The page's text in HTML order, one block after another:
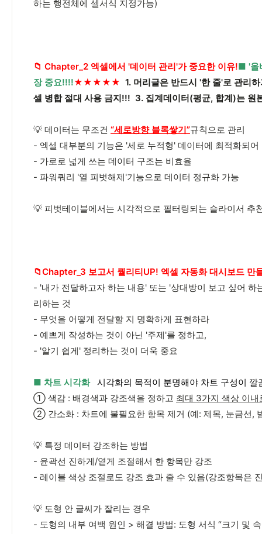
하는 행전체에 셀서식 지정가능)
📁 Chapter_2 엑셀에서 '데이터 관리'가 중요한 이유!■ '올
장 중요!!!!★★★★★ 1. 머리글은 반드시 '한 줄'로 관리
셀 병합 절대 사용 금지!!! 3. 집계데이터(평균, 합계)는 원
💡 데이터는 무조건 “세로방향 블록쌓기”규칙으로 관리
- 엑셀 대부분의 기능은 '세로 누적형' 데이터에 최적화되어
- 가로로 넓게 쓰는 데이터 구조는 비효율
- 파워쿼리 '열 피벗해제'기능으로 데이터 정규화 가능
💡 피벗테이블에서는 시각적으로 필터링되는 슬라이서 추
📁Chapter_3 보고서 퀄리티UP! 엑셀 자동화 대시보드 만
- '내가 전달하고자 하는 내용' 또는 '상대방이 보고 싶어 하
리하는 것
- 무엇을 어떻게 전달할 지 명확하게 표현하라
- 예쁘게 작성하는 것이 아닌 '주제'를 정하고,
- '알기 쉽게' 정리하는 것이 더욱 중요
■ 차트 시각화 시각화의 목적이 분명해야 차트 구성이 깔
① 색감 : 배경색과 강조색을 정하고 최대 3가지 색상 이내
② 간소화 : 차트에 불필요한 항목 제거 (예: 제목, 눈금선,
💡 특정 데이터 강조하는 방법
- 윤곽선 진하게/옅게 조절해서 한 항목만 강조
- 레이블 색상 조절로도 강조 효과 줄 수 있음(강조항목은
💡 도형 안 글씨가 잘리는 경우
- 도형의 내부 여백 원인 > 해결 방법: 도형 서식 “크기 및